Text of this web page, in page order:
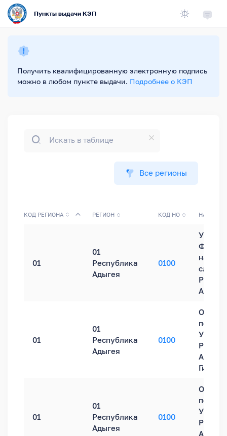
Пункты выдачи КЭП
Получить квалифицированную электронную подпись
можно в любом пункте выдачи. Подробнее о КЭП
Все регионы
КОД РЕГИОНА РЕГИОН КОД НО
01
01
Республика
Адыгея
0100
Адыгея
01
01
Республика
Адыгея
0100
УФНС
01
01
Республика
Адыгея
0100
УФНС